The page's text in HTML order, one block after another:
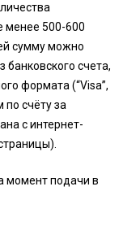
менее 500-600
сумму можно
счета,
формата (“Visa”,
по счёту за
с интернет-
момент подачи в